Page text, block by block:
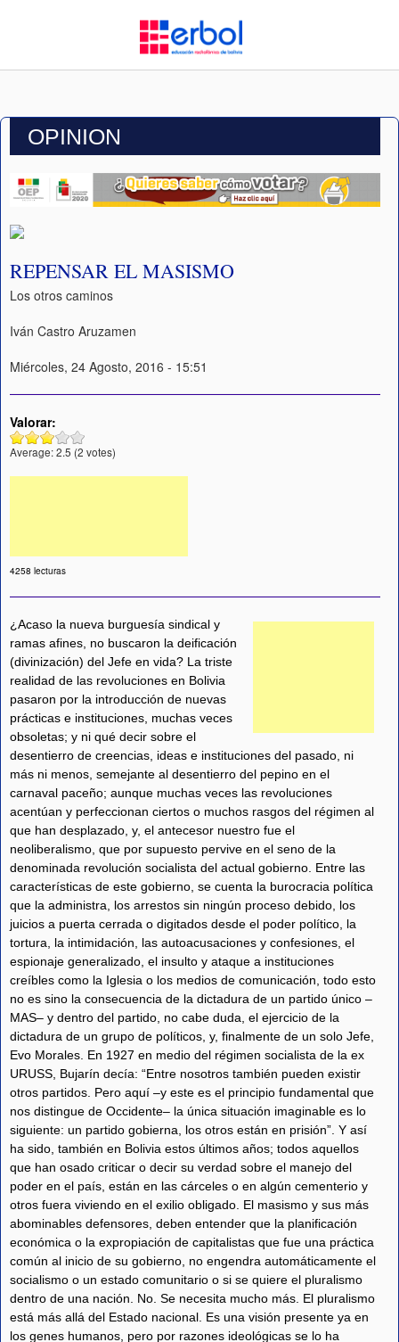
OPINION
REPENSAR EL MASISMO
Los otros caminos
Iván Castro Aruzamen
Miércoles, 24 Agosto, 2016 - 15:51
Valorar:
Average:2.5 (2 votes)
4258 lecturas
¿Acaso la nueva burguesía sindical y
ramas afines, no buscaron la deificación
(divinización) del Jefe en vida? La triste
realidad de las revoluciones en Bolivia
pasaron por la introducción de nuevas
prácticas e instituciones, muchas veces
obsoletas; y ni qué decir sobre el
desentierro de creencias, ideas e instituciones del pasado, ni
más ni menos, semejante al desentierro del pepino en el
carnaval paceño; aunque muchas veces las revoluciones
acentúan y perfeccionan ciertos o muchos rasgos del régimen al
que han desplazado, y, el antecesor nuestro fue el
neoliberalismo, que por supuesto pervive en el seno de la
denominada revolución socialista del actual gobierno. Entre las
características de este gobierno, se cuenta la burocracia política
que la administra, los arrestos sin ningún proceso debido, los
juicios a puerta cerrada o digitados desde el poder político, la
tortura, la intimidación, las autoacusaciones y confesiones, el
espionaje generalizado, el insulto y ataque a instituciones
creíbles como la Iglesia o los medios de comunicación, todo esto
no es sino la consecuencia de la dictadura de un partido único –
MAS– y dentro del partido, no cabe duda, el ejercicio de la
dictadura de un grupo de políticos, y, finalmente de un solo Jefe,
Evo Morales. En 1927 en medio del régimen socialista de la ex
URUSS, Bujarín decía: “Entre nosotros también pueden existir
otros partidos. Pero aquí –y este es el principio fundamental que
nos distingue de Occidente– la única situación imaginable es lo
siguiente: un partido gobierna, los otros están en prisión”. Y así
ha sido, también en Bolivia estos últimos años; todos aquellos
que han osado criticar o decir su verdad sobre el manejo del
poder en el país, están en las cárceles o en algún cementerio y
otros fuera viviendo en el exilio obligado. El masismo y sus más
abominables defensores, deben entender que la planificación
económica o la expropiación de capitalistas que fue una práctica
común al inicio de su gobierno, no engendra automáticamente el
socialismo o un estado comunitario o si se quiere el pluralismo
dentro de una nación. No. Se necesita mucho más. El pluralismo
está más allá del Estado nacional. Es una visión presente ya en
los genes humanos, pero por razones ideológicas se lo ha